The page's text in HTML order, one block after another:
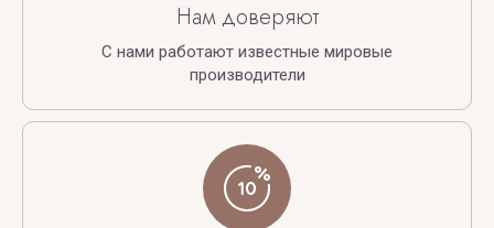
Нам доверяют
С нами работают известные мировые
производители